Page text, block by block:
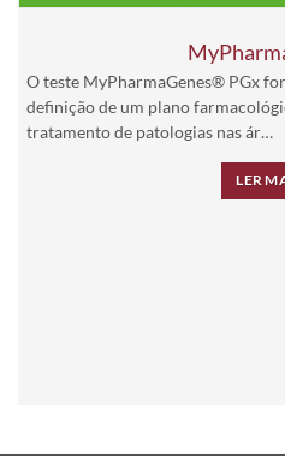
O teste MyPharmaGenes® PGx
definição de um plano
tratamento de patologias nas ár…
LER